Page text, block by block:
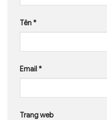
Tên *
Email *
Trang web